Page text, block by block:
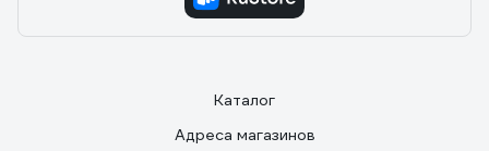
Каталог
Адреса магазинов